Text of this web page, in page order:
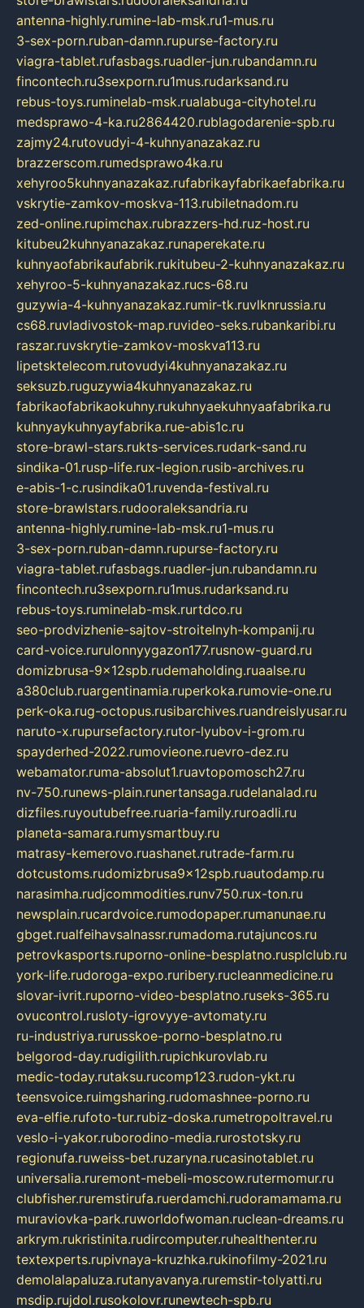
antenna-highly.rumine-lab-msk.ru1-mus.ru
3-sex-porn.ruban-damn.rupurse-factory.ru
viagra-tablet.rufasbags.ruadler-jun.rubandamn.ru
fincontech.ru3sexporn.ru1mus.rudarksand.ru
rebus-toys.ruminelab-msk.rualabuga-cityhotel.ru
medsprawo-4-ka.ru2864420.rublagodarenie-spb.ru
zajmy24.rutovudyi-4-kuhnyanazakaz.ru
brazzerscom.rumedsprawo4ka.ru
xehyroo5kuhnyanazakaz.rufabrikayfabrikaefabrika.ru
vskrytie-zamkov-moskva-113.rubiletnadom.ru
zed-online.rupimchax.rubrazzers-hd.ruz-host.ru
kitubeu2kuhnyanazakaz.runaperekate.ru
kuhnyaofabrikaufabrik.rukitubeu-2-kuhnyanazakaz.ru
xehyroo-5-kuhnyanazakaz.rucs-68.ru
guzywia-4-kuhnyanazakaz.rumir-tk.ruvlknrussia.ru
cs68.ruvladivostok-map.ruvideo-seks.rubankaribi.ru
raszar.ruvskrytie-zamkov-moskva113.ru
lipetsktelecom.rutovudyi4kuhnyanazakaz.ru
seksuzb.ruguzywia4kuhnyanazakaz.ru
fabrikaofabrikaokuhny.rukuhnyaekuhnyaafabrika.ru
kuhnyaykuhnyayfabrika.rue-abis1c.ru
store-brawl-stars.rukts-services.rudark-sand.ru
sindika-01.rusp-life.rux-legion.rusib-archives.ru
e-abis-1-c.rusindika01.ruvenda-festival.ru
store-brawlstars.rudooraleksandria.ru
antenna-highly.rumine-lab-msk.ru1-mus.ru
3-sex-porn.ruban-damn.rupurse-factory.ru
viagra-tablet.rufasbags.ruadler-jun.rubandamn.ru
fincontech.ru3sexporn.ru1mus.rudarksand.ru
rebus-toys.ruminelab-msk.rurtdco.ru
seo-prodvizhenie-sajtov-stroitelnyh-kompanij.ru
card-voice.rurulonnyygazon177.rusnow-guard.ru
domizbrusa-9x12spb.rudemaholding.ruaalse.ru
a380club.ruargentinamia.ruperkoka.rumovie-one.ru
perk-oka.rug-octopus.rusibarchives.ruandreislyusar.ru
naruto-x.rupursefactory.rutor-lyubov-i-grom.ru
spayderhed-2022.rumovieone.ruevro-dez.ru
webamator.ruma-absolut1.ruavtopomosch27.ru
nv-750.runews-plain.runertansaga.rudelanalad.ru
dizfiles.ruyoutubefree.ruaria-family.ruroadli.ru
planeta-samara.rumysmartbuy.ru
matrasy-kemerovo.ruashanet.rutrade-farm.ru
dotcustoms.rudomizbrusa9x12spb.ruautodamp.ru
narasimha.rudjcommodities.runv750.rux-ton.ru
newsplain.rucardvoice.rumodopaper.rumanunae.ru
gbget.rualfeihavsalnassr.rumadoma.rutajuncos.ru
petrovkasports.ruporno-online-besplatno.rusplclub.ru
york-life.rudoroga-expo.ruribery.rucleanmedicine.ru
slovar-ivrit.ruporno-video-besplatno.ruseks-365.ru
ovucontrol.rusloty-igrovyye-avtomaty.ru
ru-industriya.rurusskoe-porno-besplatno.ru
belgorod-day.rudigilith.rupichkurovlab.ru
medic-today.rutaksu.rucomp123.rudon-ykt.ru
teensvoice.ruimgsharing.rudomashnee-porno.ru
eva-elfie.rufoto-tur.rubiz-doska.rumetropoltravel.ru
veslo-i-yakor.ruborodino-media.rurostotsky.ru
regionufa.ruweiss-bet.ruzaryna.rucasinotablet.ru
universalia.ruremont-mebeli-moscow.rutermomur.ru
clubfisher.ruremstirufa.ruerdamchi.rudoramamama.ru
muraviovka-park.ruworldofwoman.ruclean-dreams.ru
arkrym.rukristinita.rudircomputer.ruhealthenter.ru
textexperts.rupivnaya-kruzhka.rukinofilmy-2021.ru
demolalapaluza.rutanyavanya.ruremstir-tolyatti.ru
msdip.rujdol.rusokolovr.runewtech-spb.ru